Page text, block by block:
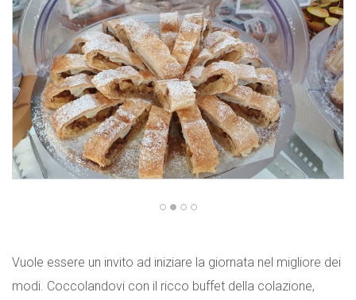
Vuole essere un invito ad iniziare la giornata nel migliore dei
modi. Coccolandovi con il ricco buffet della colazione,